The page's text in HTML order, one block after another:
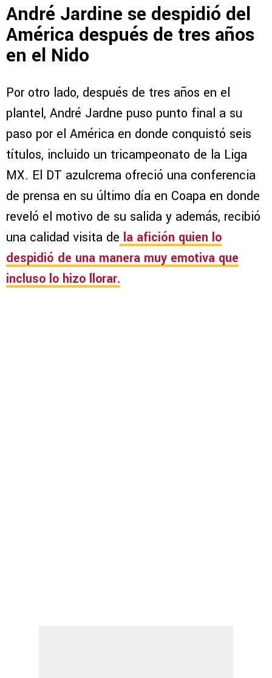
André Jardine se despidió del
América después de tres años
en el Nido
Por otro lado, después de tres años en el
plantel, André Jardne puso punto final a su
paso por el América en donde conquistó seis
títulos, incluido un tricampeonato de la Liga
MX. El DT azulcrema ofreció una conferencia
de prensa en su último día en Coapa en donde
reveló el motivo de su salida y además, recibió
una calidad visita de la afición quien lo
despidió de una manera muy emotiva que
incluso lo hizo llorar.